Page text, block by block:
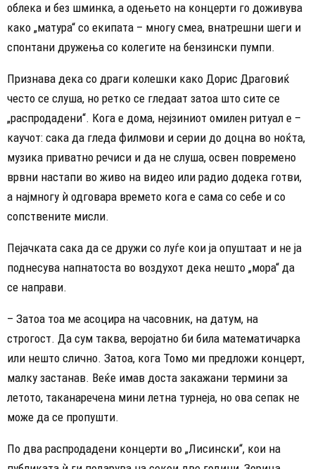
облека и без шминка, а одењето на концерти го доживува
како „матура“ со екипата – многу смеа, внатрешни шеги и
спонтани дружења со колегите на бензински пумпи.
Признава дека со драги колешки како Дорис Драговиќ
често се слуша, но ретко се гледаат затоа што сите се
„распродадени“. Кога е дома, нејзиниот омилен ритуал е –
каучот: сака да гледа филмови и серии до доцна во ноќта,
музика приватно речиси и да не слуша, освен повремено
врвни настапи во живо на видео или радио додека готви,
а најмногу ѝ одговара времето кога е сама со себе и со
сопствените мисли.
Пејачката сака да се дружи со луѓе кои ја опуштаат и не ја
поднесува напнатоста во воздухот дека нешто „мора“ да
се направи.
– Затоа тоа ме асоцира на часовник, на датум, на
строгост. Да сум таква, веројатно би била математичарка
или нешто слично. Затоа, кога Томо ми предложи концерт,
малку застанав. Веќе имав доста закажани термини за
летото, таканаречена мини летна турнеја, но ова сепак не
може да се пропушти.
По два распродадени концерти во „Лисински“, кои на